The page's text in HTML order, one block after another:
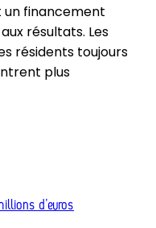
financement
résultats. Les
résidents toujours
plus
d’euros